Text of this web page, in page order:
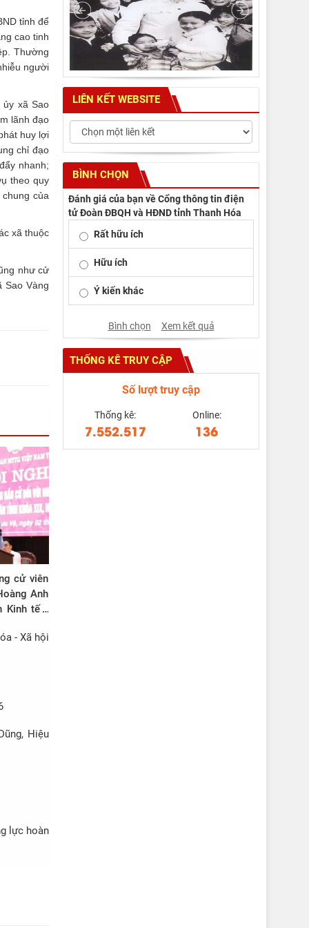
tỉnh để
cao tinh
Thường
người
ủy xã Sao
lãnh đạo
huy lợi
chỉ đạo
nhanh;
theo quy
của
xã thuộc
như cử
Sao Vàng
cử viên
Anh
Kinh tế -
- Xã hội
Hiệu
lực hoàn
LIÊN KẾT WEBSITE
BÌNH CHỌN
Đánh giá của bạn về Cổng thông tin điện
tử Đoàn ĐBQH và HĐND tỉnh Thanh Hóa
Rất hữu ích
Hữu ích
Ý kiến khác
Bình chọn Xem kết quả
THỐNG KÊ TRUY CẬP
Số lượt truy cập
Thống kê:
7.552.517
Online:
136